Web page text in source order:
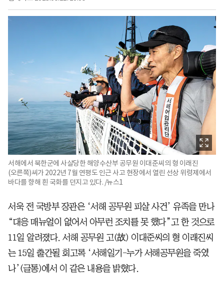
서해에서 북한군에 사살당한 해양수산부 공무원 이대준씨의 형 이래진
(오른쪽)씨가 2022년 7월 연평도 인근 사고 현장에서 열린 선상 위령제에서
바다를 향해 흰 국화를 던지고 있다. /뉴스1
서욱 전 국방부 장관은 ‘서해 공무원 피살 사건’ 유족을 만나
“대응 매뉴얼이 없어서 아무런 조치를 못 했다”고 한 것으로
11일 알려졌다. 서해 공무원 고(故) 이대준씨의 형 이래진씨
는 15일 출간될 회고록 ‘서해일기-누가 서해공무원을 죽였
나’(글통)에서 이 같은 내용을 밝혔다.